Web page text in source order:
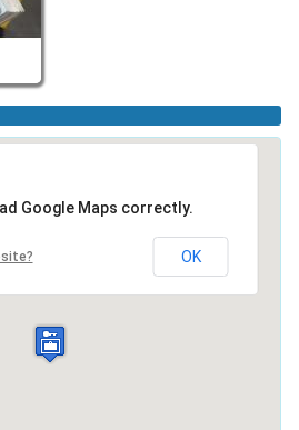
Google Maps correctly.
OK